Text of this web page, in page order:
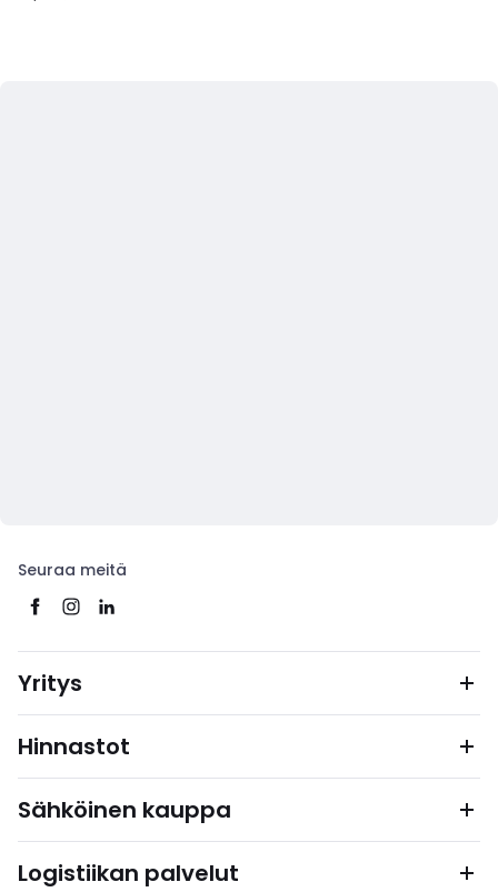
Seuraa meitä
Yritys
Hinnastot
Sähköinen kauppa
Logistiikan palvelut